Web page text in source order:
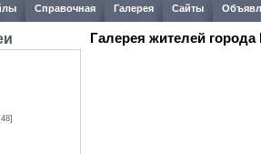
Справочная Галерея Сайты
[48]
Галерея жителей города